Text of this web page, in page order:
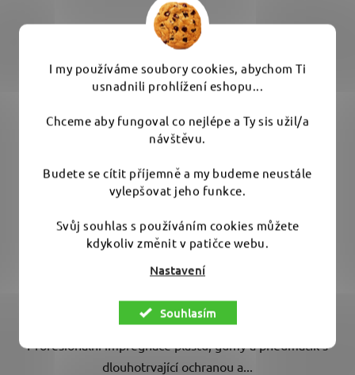
I my používáme soubory cookies, abychom Ti
usnadnili prohlížení eshopu...
Chceme aby fungoval co nejlépe a Ty sis užil/a
návštěvu.
Budete se cítit příjemně a my budeme neustále
vylepšovat jeho funkce.
Svůj souhlas s používáním cookies můžete
kdykoliv změnit v patičce webu.
Nastavení
Souhlasím
Fictech 715 Dark Coat 500 ml - impregnace plastů a
pneu
750 Kč
Profesionální impregnace plastů, gumy a pneumatik s
dlouhotrvající ochranou a...